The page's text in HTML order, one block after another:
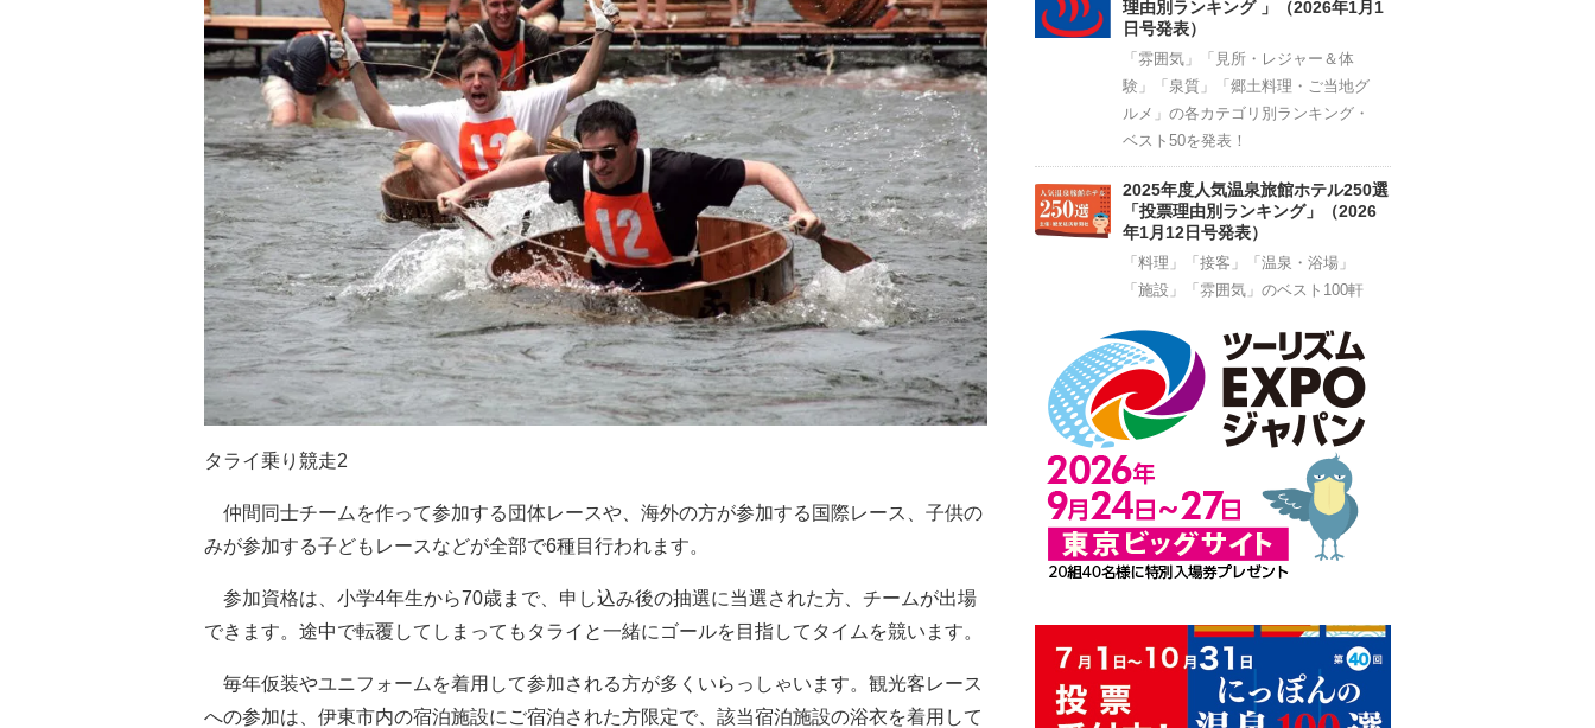
タライ乗り競走2
仲間同士チームを作って参加する団体レースや、海外の方が参加する国際レース、子供の
みが参加する子どもレースなどが全部で6種目行われます。
参加資格は、小学4年生から70歳まで、申し込み後の抽選に当選された方、チームが出場
できます。途中で転覆してしまってもタライと一緒にゴールを目指してタイムを競います。
毎年仮装やユニフォームを着用して参加される方が多くいらっしゃいます。観光客レース
への参加は、伊東市内の宿泊施設にご宿泊された方限定で、該当宿泊施設の浴衣を着用して
理由別ランキング 」（2026年1月1
日号発表）
「雰囲気」「見所・レジャー＆体
験」「泉質」「郷土料理・ご当地グ
ルメ」の各カテゴリ別ランキング・
ベスト50を発表！
2025年度人気温泉旅館ホテル250選
「投票理由別ランキング」（2026
年1月12日号発表）
「料理」「接客」「温泉・浴場」
「施設」「雰囲気」のベスト100軒